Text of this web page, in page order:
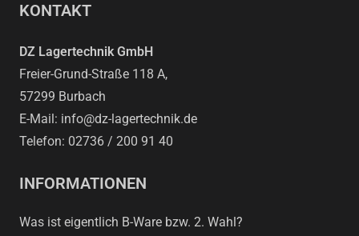
KONTAKT
DZ Lagertechnik GmbH
Freier-Grund-Straße 118 A,
57299 Burbach
E-Mail: info@dz-lagertechnik.de
Telefon: 02736 / 200 91 40
INFORMATIONEN
Was ist eigentlich B-Ware bzw. 2. Wahl?